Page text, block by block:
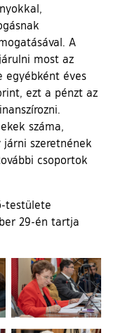
A
most az
egyébként éves
ezt a pénzt az
száma,
szeretnének
csoportok
testülete
29-én tartja